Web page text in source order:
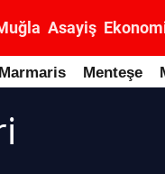
Asayiş
Marmaris Menteşe